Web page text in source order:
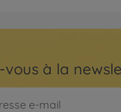
vous à la